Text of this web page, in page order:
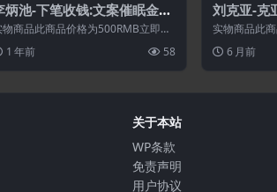
炳池-下笔收钱:文案催眠金句
模板[实体书]
物商品此商品价格为500RMB立即购
1 年前 58
刘克亚-克
实物商品此
6 月前
关于本站
WP条款
免责声明
用户协议